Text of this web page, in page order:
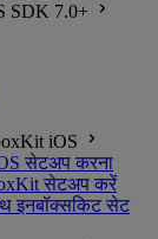
SDK 7.0+
iOS
सेटअप करना
सेटअप करें
इनबॉक्सकिट सेट